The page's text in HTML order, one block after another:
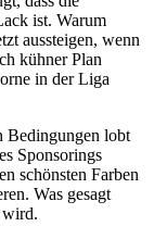
ist. Warum
aussteigen, wenn
kühner Plan
in der Liga
Bedingungen lobt
Sponsorings
schönsten Farben
Was gesagt
wird.